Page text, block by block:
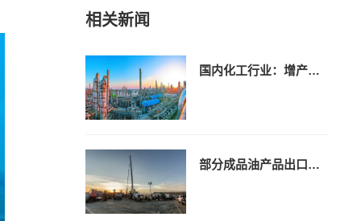
相关新闻
国内化工行业：增产差异化产品应对市场压力
部分成品油产品出口退税率由13%下调至9%！12月1日起实施